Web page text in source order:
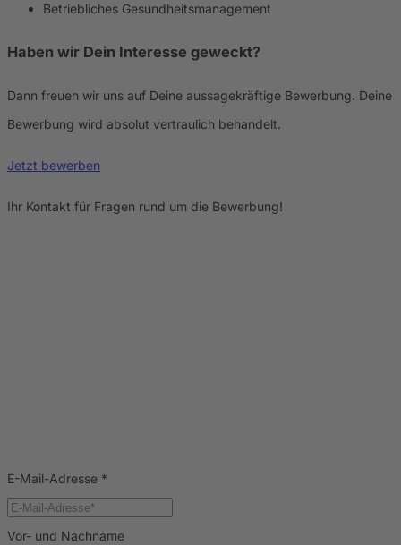
Betriebliches Gesundheitsmanagement
Haben wir Dein Interesse geweckt?
Dann freuen wir uns auf Deine aussagekräftige Bewerbung. Deine
Bewerbung wird absolut vertraulich behandelt.
Jetzt bewerben
Ihr Kontakt für Fragen rund um die Bewerbung!
E-Mail-Adresse *
Vor- und Nachname